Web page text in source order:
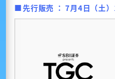
先行販売 ：7月4日（土